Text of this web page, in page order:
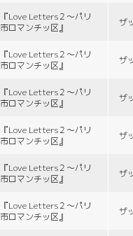
『Love Letters２〜パリ
市ロマンチッ区』
ザ
『Love Letters２〜パリ
市ロマンチッ区』
ザ
『Love Letters２〜パリ
市ロマンチッ区』
ザ
『Love Letters２〜パリ
市ロマンチッ区』
ザ
『Love Letters２〜パリ
市ロマンチッ区』
ザ
『Love Letters２〜パリ
市ロマンチッ区』
ザ